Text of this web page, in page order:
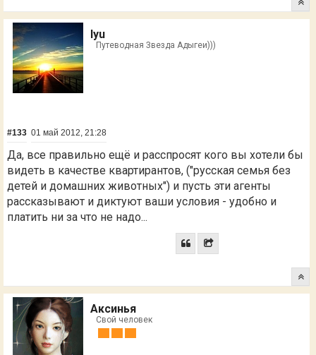
lyu
Путеводная Звезда Адыгеи)))
#133 01 май 2012, 21:28
Да, все правильно ещё и расспросят кого вы хотели бы
видеть в качестве квартирантов, ("русская семья без
детей и домашних животных") и пусть эти агенты
рассказывают и диктуют ваши условия - удобно и
платить ни за что не надо...
Аксинья
Свой человек